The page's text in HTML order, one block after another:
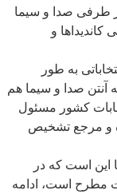
طرفی صدا و سیما
کاندیداها و
به طور
صدا و سیما هم‌
کشور مسئول
و مرجع تشخیص
این است که در
مطرح است، ادامه